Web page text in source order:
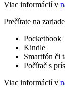
Viac informácií v
Prečítate na
Pocketbook
Kindle
Smartfón či
Počítač s
Viac informácií v